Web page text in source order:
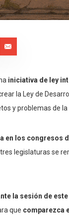
iniciativa de ley
la Ley de
y problemas de
en los congresos
legislaturas se
la sesión de
que comparezca